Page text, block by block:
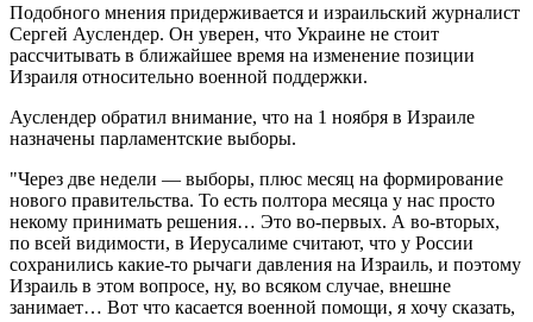
Подобного мнения придерживается и израильский журналист
Сергей Ауслендер. Он уверен, что Украине не стоит
рассчитывать в ближайшее время на изменение позиции
Израиля относительно военной поддержки.
Ауслендер обратил внимание, что на 1 ноября в Израиле
назначены парламентские выборы.
"Через две недели — выборы, плюс месяц на формирование
нового правительства. То есть полтора месяца у нас просто
некому принимать решения… Это во-первых. А во-вторых,
по всей видимости, в Иерусалиме считают, что у России
сохранились какие-то рычаги давления на Израиль, и поэтому
Израиль в этом вопросе, ну, во всяком случае, внешне
занимает… Вот что касается военной помощи, я хочу сказать,